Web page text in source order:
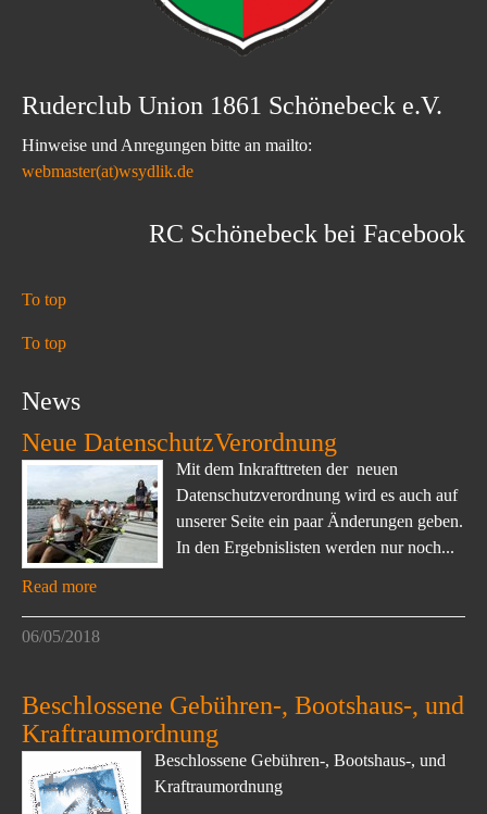
Ruderclub Union 1861 Schönebeck e.V.
Hinweise und Anregungen bitte an mailto:
webmaster(at)wsydlik.de
RC Schönebeck bei Facebook
To top
To top
News
Neue DatenschutzVerordnung
Mit dem Inkrafttreten der neuen
Datenschutzverordnung wird es auch auf
unserer Seite ein paar Änderungen geben.
In den Ergebnislisten werden nur noch...
Read more
06/05/2018
Beschlossene Gebühren-, Bootshaus-, und
Kraftraumordnung
Beschlossene Gebühren-, Bootshaus-, und
Kraftraumordnung